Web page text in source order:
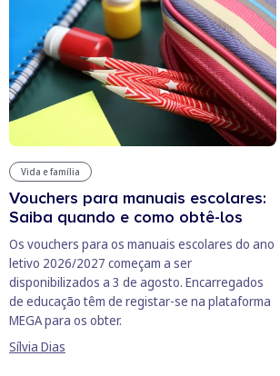
Vida e família
Vouchers para manuais escolares:
Saiba quando e como obtê-los
Os vouchers para os manuais escolares do ano
letivo 2026/2027 começam a ser
disponibilizados a 3 de agosto. Encarregados
de educação têm de registar-se na plataforma
MEGA para os obter.
Sílvia Dias